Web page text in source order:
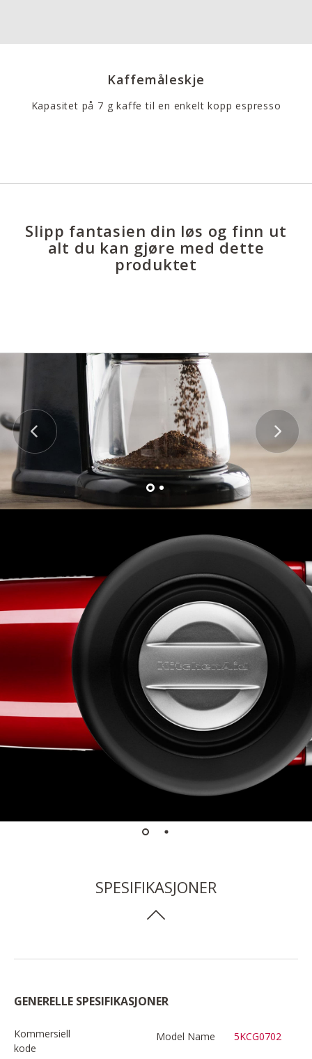
Kaffemåleskje
Kapasitet på 7 g kaffe til en enkelt kopp espresso
Slipp fantasien din løs og finn ut
alt du kan gjøre med dette
produktet
SPESIFIKASJONER
GENERELLE SPESIFIKASJONER
Kommersiell
kode
Model Name 5KCG0702